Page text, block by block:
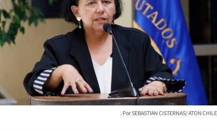
SEBASTIAN CISTERNAS/ ATON CHILE